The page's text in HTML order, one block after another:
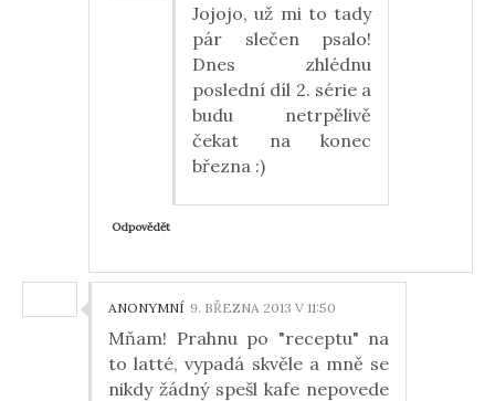
Jojojo, už mi to tady
pár slečen psalo!
Dnes zhlédnu
poslední díl 2. série a
budu netrpělivě
čekat na konec
března :)
Odpovědět
ANONYMNÍ 9. BŘEZNA 2013 V 11:50
Mňam! Prahnu po "receptu" na
to latté, vypadá skvěle a mně se
nikdy žádný spešl kafe nepovede